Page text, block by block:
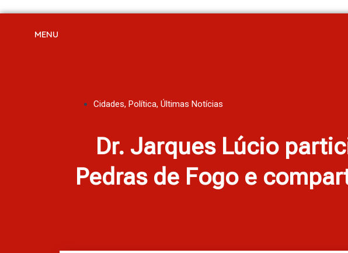
MENU
Cidades, Política, Últimas Notícias
Dr. Jarques Lúcio
Pedras de Fogo e